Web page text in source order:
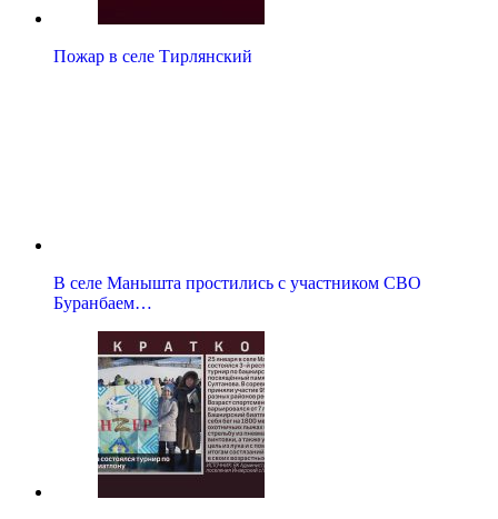
Пожар в селе Тирлянский
В селе Манышта простились с участником СВО
Буранбаем…